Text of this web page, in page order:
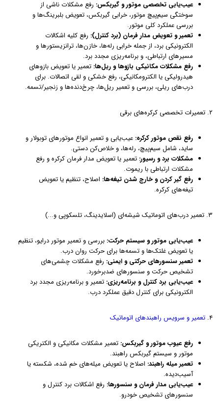
عیب‌یابی تخصصی موتور و گیربکس: رفع مشکلات ناشی از
سوختگی سیم‌پیچ موتور، خرابی گیربکس، تعویض بلبرینگ‌ها و
بررسی عملکرد کلی موتور.
تعمیر و تعویض مدار فرمان (برد کنترل): رفع کلیه اشکالات
الکترونیکی برد، از جمله خرابی رله‌ها، خازن‌ها، ترانزیستورها و
مسیرهای ارتباطی، و برنامه‌ریزی مجدد برد.
رفع مشکلات مکانیکی بازوها و ریل‌ها: تعمیر یا تعویض بازوهای
هیدرولیکی یا الکترومکانیکی، رفع خشکی و لقی اتصالات. برای
درب‌های ریلی، بررسی و تعمیر ریل‌ها، چرخ‌دنده‌ها و زنجیر/تسمه.
۲. تعمیرات تخصصی کرکره‌های برقی
رفع نقص موتور کرکره: عیب‌یابی و تعمیر انواع موتورهای توبولار و
ساید، شامل سیم‌پیچ، رله‌ها، و خلاص‌کن دستی.
مشکلات برد و رسیور: تعمیر یا تعویض مدار فرمان کرکره و رفع
مشکلات ارتباطی با ریموت.
رفع گیر کردن و خارج شدن تیغه‌ها: اصلاح، تنظیم یا تعویض
تیغه‌های کرکره.
۳. تعمیر درب‌های اتوماتیک شیشه‌ای (اسلایدینگ، تلسکوپی و...)
عیب‌یابی موتور و سیستم حرکت: بررسی و تعمیر موتور درایو، تنظیم
یا تعویض غلتک‌ها و تسمه‌ها برای حرکت روان درب.
تعمیر سنسورهای حرکتی و ایمنی: رفع مشکلات چشمی‌های
تشخیص حرکت و سنسورهای ضدبرخورد.
عیب‌یابی برد کنترل و برنامه‌ریزی: تعمیر و برنامه‌ریزی مجدد برد
الکترونیکی برای کنترل دقیق عملکرد درب.
۴. تعمیر و سرویس راهبندهای اتوماتیک
رفع عیوب موتور و گیربکس: تعمیر مشکلات مکانیکی و الکتریکی
موتور و سیستم گیربکس راهبند.
تعمیر میله راهبند: اصلاح یا تعویض میله‌های خم شده، شکسته یا
آسیب‌دیده.
عیب‌یابی مدار فرمان و سنسورها: رفع اشکالات برد کنترل و
سنسورهای تشخیص خودرو.